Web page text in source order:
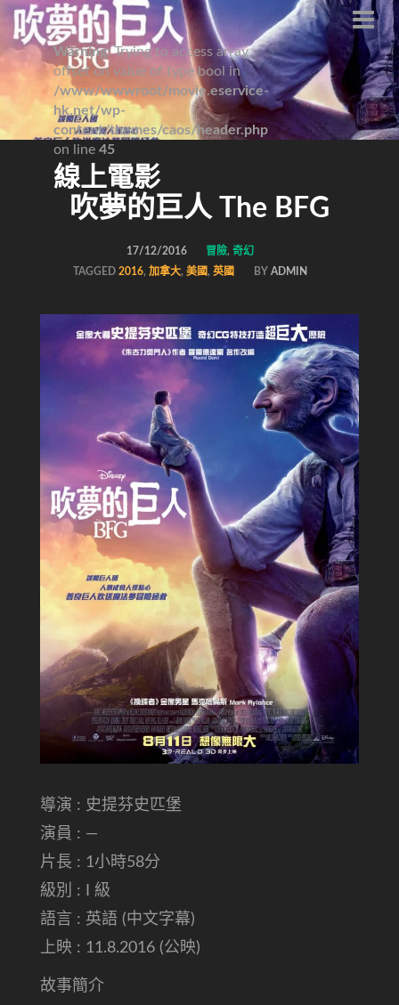
Warning: Trying to access array
offset on value of type bool in
/www/wwwroot/movie.eservice-
hk.net/wp-
content/themes/caos/header.php
on line 45
線上電影
吹夢的巨人 The BFG
17/12/2016 冒險, 奇幻
TAGGED2016,加拿大,美國,英國 BY ADMIN
導演 : 史提芬史匹堡
演員 : —
片長 : 1小時58分
級別 : I 級
語言 : 英語 (中文字幕)
上映 : 11.8.2016 (公映)
故事簡介